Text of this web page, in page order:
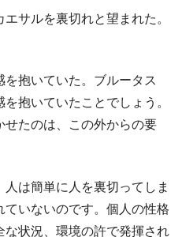
サルを裏切れと望まれた。
抱いていた。ブルータス
抱いていたことでしょう。
せたのは、この外からの要
は簡単に人を裏切ってしま
ていないのです。個人の性格
状況、環境の許で発揮され